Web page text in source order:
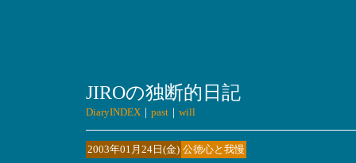
JIROの独断的日記
DiaryINDEX｜ past｜ will
2003年01月24日(金) 公徳心と我慢